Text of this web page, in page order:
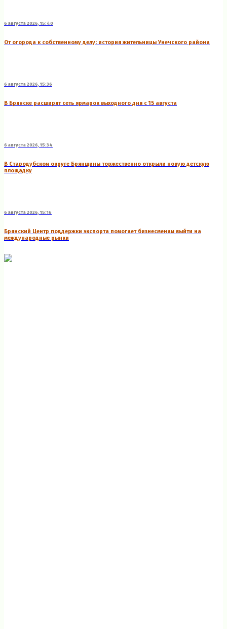
6 августа 2026, 15:40
От огорода к собственному делу: история жительницы Унечского района
6 августа 2026, 15:36
В Брянске расширят сеть ярмарок выходного дня с 15 августа
6 августа 2026, 15:34
В Стародубском округе Брянщины торжественно открыли новую детскую
площадку
6 августа 2026, 15:16
Брянский Центр поддержки экспорта помогает бизнесменам выйти на
международные рынки